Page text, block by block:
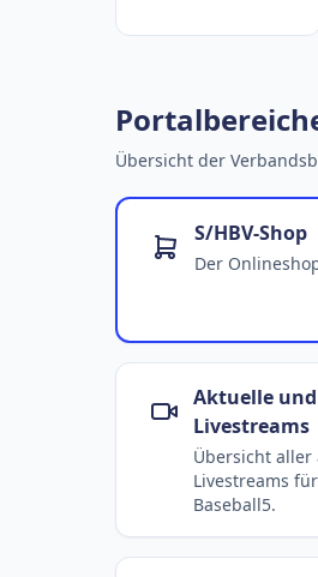
Übersicht der
S/HBV-Shop
Der
Aktuelle
Livestreams
Übersicht
Livestreams
Baseball5.